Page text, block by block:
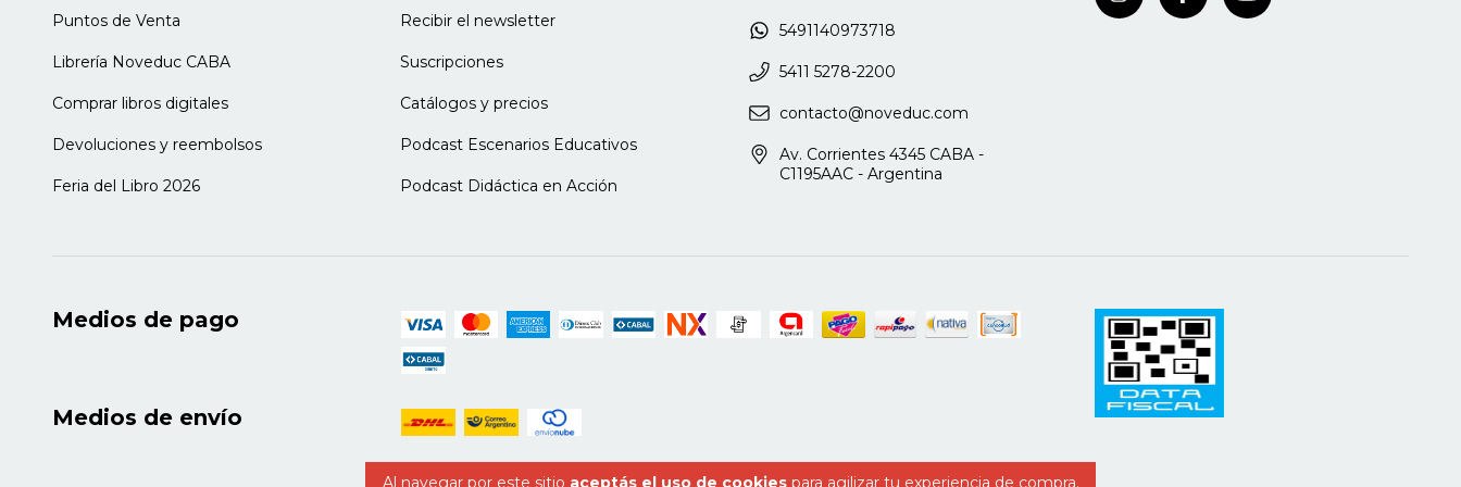
Al navegar por este sitio aceptás el uso de cookiespara agilizar tu experiencia de compra.
del Capítulo de Grupo y psicodrama: clínica y dispositivos técnicos operativos
para la salud mental de la Asociación Argentina de Salud Mental (AASM).
Vocal titular de Capítulo de Salud Mental Infanto Juvenil en la asociación
Licenciada en Psicología (UBA). Psicoanalista con perspectiva de género.
Especialista en Psicología Clínica con orientación con Niños y Adolescentes
(ColPsiBA). Especialista en Gestión en Salud (UNLa). Doctoranda en
Adolescencia. Jefa de trabajos prácticos de la Práctica Profesional Atención
Psicológica en un Hospital (Facultad de Psicología, UBA). Tutora y jurado de
tesis de grado en la facultad mencionada. Profesora titular de la Maestría en
Diplomatura Universitaria en Clínica y Psicopatología Infanto Juvenil
AASMUNCuyo (directora: Dra. Liliana Verónica Moneta). Vicepresidenta del
Capítulo de Salud Mental Infanto Juvenil de la Asociación Argentina de
Salud Mental (AASM). Autora de diversos artículos en el área de
Puntos de Venta
Librería Noveduc CABA
Comprar libros digitales
Devoluciones y reembolsos
Feria del Libro 2026
Recibir el newsletter
Suscripciones
Catálogos y precios
Podcast Escenarios Educativos
Podcast Didáctica en Acción
5491140973718
5411 5278-2200
contacto@noveduc.com
Av. Corrientes 4345 CABA -
C1195AAC - Argentina
Medios de pago
Medios de envío